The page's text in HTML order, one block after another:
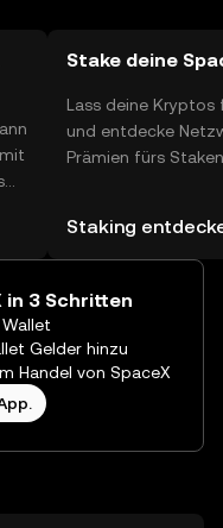
Stake deine
Lass deine
und entdecke
Prämien fürs
Wallet erkunden.
Staking
in 3 Schritten
Gelder hinzu
Handel von SpaceX